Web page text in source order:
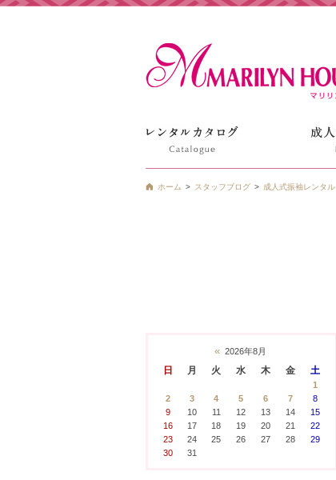
ホーム スタッフブログ 成人式振袖レンタル
« 2026年8月
日 月 火 水 木 金 土
1
2
3 4 5 6 7
8
9
10 11 12 13 14
15
16
17 18 19 20 21
22
23
24 25 26 27 28
29
30
31